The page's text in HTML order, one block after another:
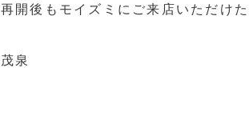
再開後もモイズミにご来店いただけた
茂泉